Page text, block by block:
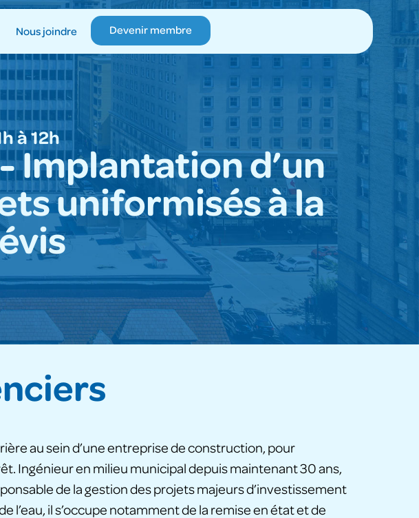
Nous joindre Devenir membre
à 12h
Implantation d’un
uniformisés à la
au sein d’une entreprise de construction, pour
Ingénieur en milieu municipal depuis maintenant 30 ans,
de la gestion des projets majeurs d’investissement
l’eau, il s’occupe notamment de la remise en état et de